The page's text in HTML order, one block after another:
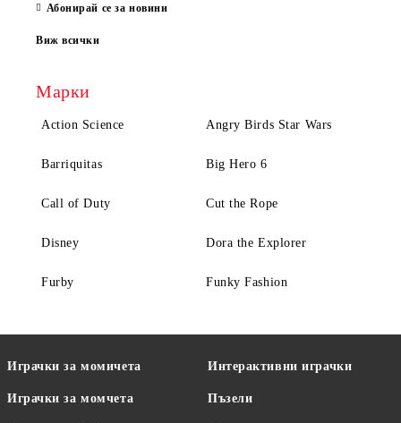
Абонирай се за новини
Виж всички
Марки
Action Science Angry Birds Star Wars
Barriquitas Big Hero 6
Call of Duty Cut the Rope
Disney Dora the Explorer
Furby Funky Fashion
Играчки за момичета
Играчки за момчета
Интерактивни играчки
Пъзели